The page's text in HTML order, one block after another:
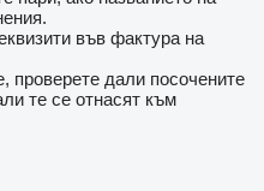
във фактура на
проверете дали посочените
те се отнасят към